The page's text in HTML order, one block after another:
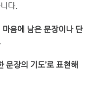
다.
음에 남은 문장이나 단
문장의 기도’로 표현해